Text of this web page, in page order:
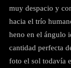
muy despacio y
hacia el trío
heno en el ángulo
cantidad perfecta
foto el sol todavía